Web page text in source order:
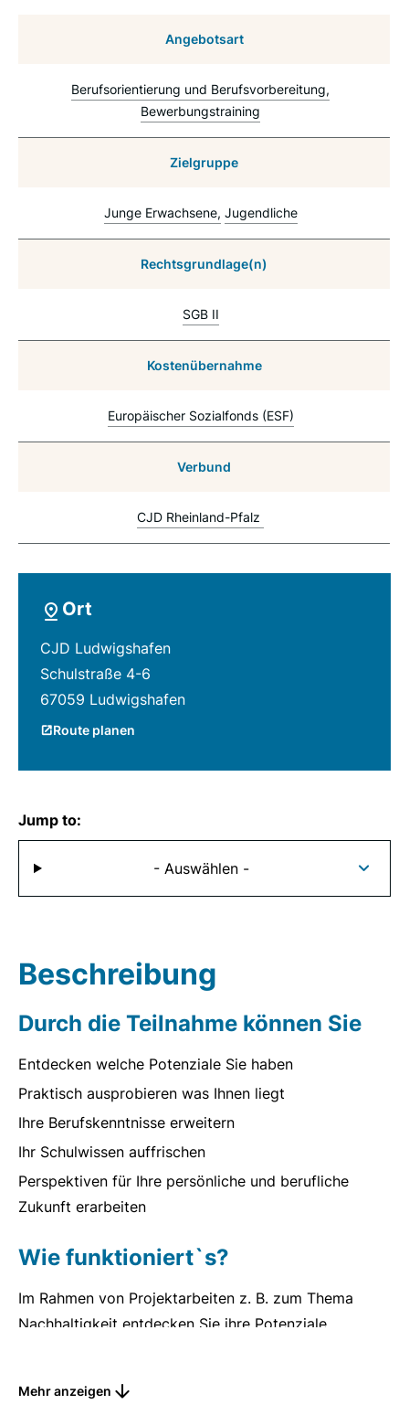
Angebotsart
Berufsorientierung und Berufsvorbereitung
Bewerbungstraining
Zielgruppe
Junge Erwachsene Jugendliche
Rechtsgrundlage(n)
SGB II
Kostenübernahme
Europäischer Sozialfonds (ESF)
Verbund
CJD Rheinland-Pfalz
Ort
CJD Ludwigshafen
Schulstraße 4-6
67059 Ludwigshafen
Route planen
Jump to:
- Auswählen -
Beschreibung
Durch die Teilnahme können Sie
Entdecken welche Potenziale Sie haben
Praktisch ausprobieren was Ihnen liegt
Ihre Berufskenntnisse erweitern
Ihr Schulwissen auffrischen
Perspektiven für Ihre persönliche und berufliche
Zukunft erarbeiten
Wie funktioniert`s?
Im Rahmen von Projektarbeiten z. B. zum Thema
Nachhaltigkeit entdecken Sie ihre Potenziale.
Mehr anzeigen